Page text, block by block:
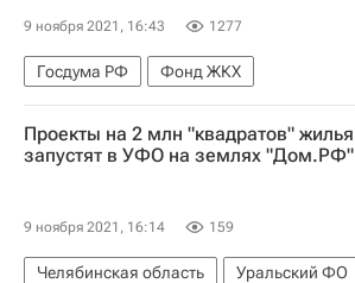
9 ноября 2021, 16:43 1277
Госдума РФ
Фонд ЖКХ
Жилье
Россия
Законодательство
Проекты на 2 млн "квадратов" жилья
запустят в УФО на землях "Дом.РФ"
9 ноября 2021, 16:14 159
Челябинская область
Уральский ФО